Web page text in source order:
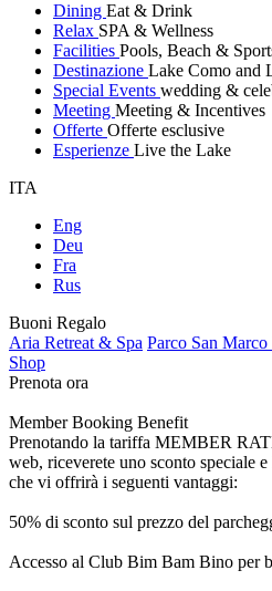
Dining Eat & Drink
Relax SPA & Wellness
Facilities Pools, Beach &
Destinazione Lake Como and
Special Events wedding &
Meeting Meeting & Incentives
Offerte Offerte esclusive
Esperienze Live the Lake
ITA
Eng
Deu
Fra
Rus
Buoni Regalo
Aria Retreat & Spa Parco San
Shop
Prenota ora
Member Booking Benefit
Prenotando la tariffa MEMBER
web, riceverete uno sconto speciale
che vi offrirà i seguenti vantaggi:
50% di sconto sul prezzo del
Accesso al Club Bim Bam Bino per